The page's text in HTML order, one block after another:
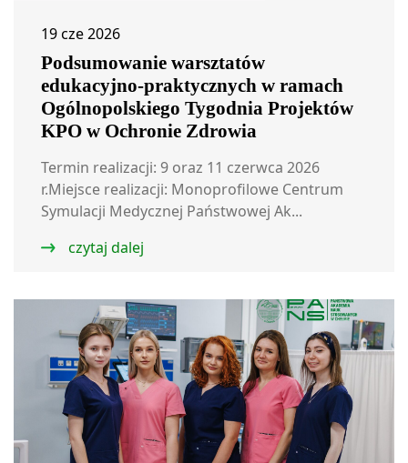
19 cze 2026
Podsumowanie warsztatów
edukacyjno-praktycznych w ramach
Ogólnopolskiego Tygodnia Projektów
KPO w Ochronie Zdrowia
Termin realizacji: 9 oraz 11 czerwca 2026
r.Miejsce realizacji: Monoprofilowe Centrum
Symulacji Medycznej Państwowej Ak...
czytaj dalej